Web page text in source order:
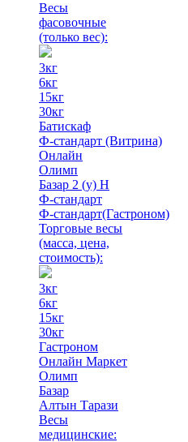
Весы
фасовочные
(только вес):
3кг
6кг
15кг
30кг
Батискаф
Ф-стандарт (Витрина)
Онлайн
Олимп
Базар 2 (у) Н
Ф-стандарт
Ф-стандарт(Гастроном)
Торговые весы
(масса, цена,
стоимость):
3кг
6кг
15кг
30кг
Гастроном
Онлайн Маркет
Олимп
Базар
Алтын Тарази
Весы
медицинские: